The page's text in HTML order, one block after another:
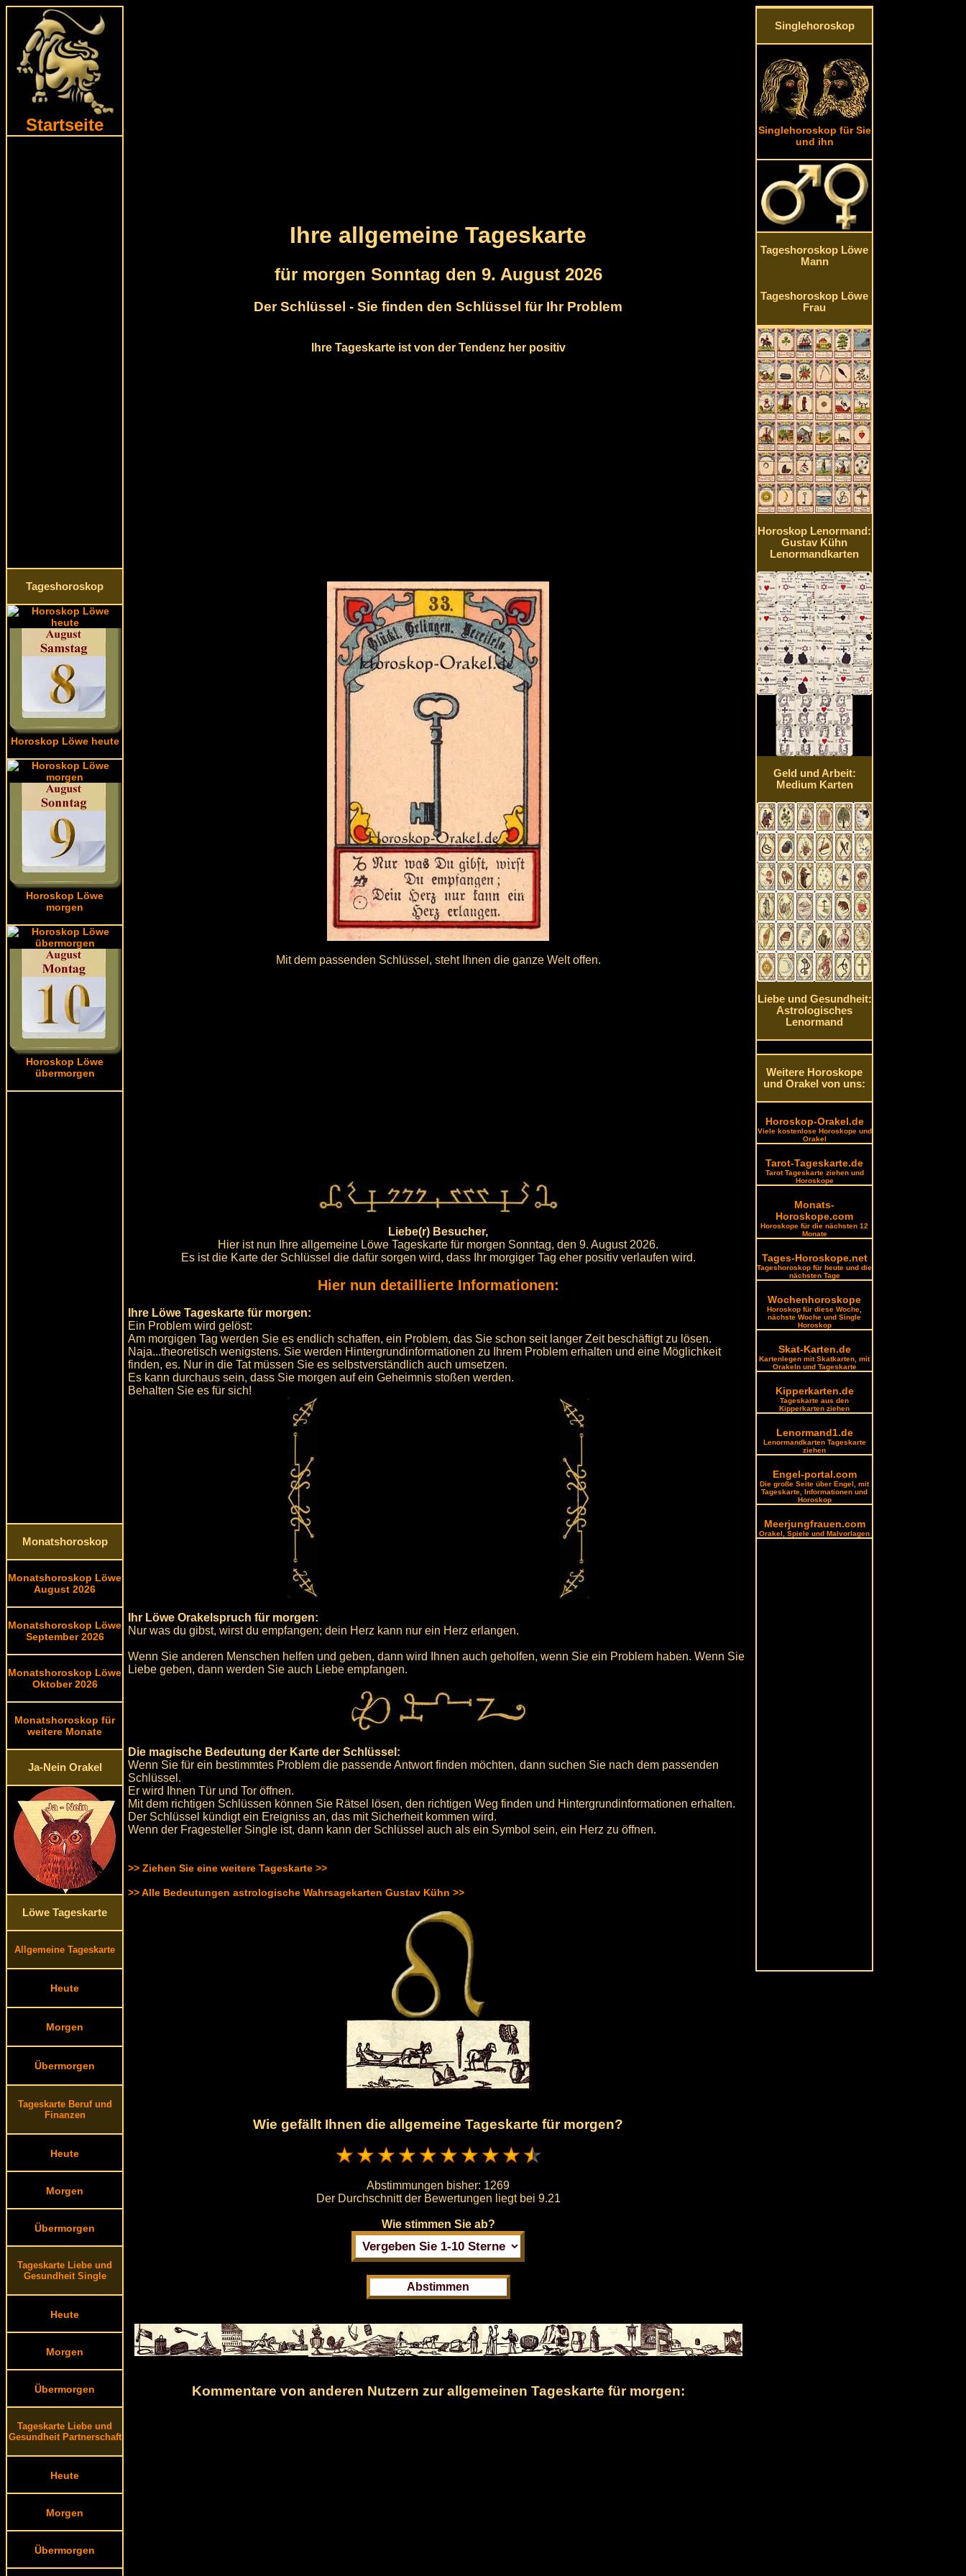
Startseite
Tageshoroskop
Horoskop Löwe heute
Horoskop Löwe
morgen
Horoskop Löwe
übermorgen
Monatshoroskop
Monatshoroskop Löwe
August 2026
Monatshoroskop Löwe
September 2026
Monatshoroskop Löwe
Oktober 2026
Monatshoroskop für
weitere Monate
Ja-Nein Orakel
Löwe Tageskarte
Allgemeine Tageskarte
Heute
Morgen
Übermorgen
Tageskarte Beruf und
Finanzen
Heute
Morgen
Übermorgen
Tageskarte Liebe und
Gesundheit Single
Heute
Morgen
Übermorgen
Tageskarte Liebe und
Gesundheit Partnerschaft
Heute
Morgen
Übermorgen
Ihre allgemeine Tageskarte
für morgen Sonntag den 9. August 2026
Der Schlüssel - Sie finden den Schlüssel für Ihr Problem
Ihre Tageskarte ist von der Tendenz her positiv
Mit dem passenden Schlüssel, steht Ihnen die ganze Welt offen.
Liebe(r) Besucher,
Hier ist nun Ihre allgemeine Löwe Tageskarte für morgen Sonntag, den 9. August 2026.
Es ist die Karte der Schlüssel die dafür sorgen wird, dass Ihr morgiger Tag eher positiv verlaufen wird.
Hier nun detaillierte Informationen:
Ihre Löwe Tageskarte für morgen:
Ein Problem wird gelöst:
Am morgigen Tag werden Sie es endlich schaffen, ein Problem, das Sie schon seit langer Zeit beschäftigt zu lösen.
Naja...theoretisch wenigstens. Sie werden Hintergrundinformationen zu Ihrem Problem erhalten und eine Möglichkeit
finden, es. Nur in die Tat müssen Sie es selbstverständlich auch umsetzen.
Es kann durchaus sein, dass Sie morgen auf ein Geheimnis stoßen werden.
Behalten Sie es für sich!
Ihr Löwe Orakelspruch für morgen:
Nur was du gibst, wirst du empfangen; dein Herz kann nur ein Herz erlangen.
Wenn Sie anderen Menschen helfen und geben, dann wird Ihnen auch geholfen, wenn Sie ein Problem haben. Wenn Sie
Liebe geben, dann werden Sie auch Liebe empfangen.
Die magische Bedeutung der Karte der Schlüssel:
Wenn Sie für ein bestimmtes Problem die passende Antwort finden möchten, dann suchen Sie nach dem passenden
Schlüssel.
Er wird Ihnen Tür und Tor öffnen.
Mit dem richtigen Schlüssen können Sie Rätsel lösen, den richtigen Weg finden und Hintergrundinformationen erhalten.
Der Schlüssel kündigt ein Ereigniss an, das mit Sicherheit kommen wird.
Wenn der Fragesteller Single ist, dann kann der Schlüssel auch als ein Symbol sein, ein Herz zu öffnen.
>> Ziehen Sie eine weitere Tageskarte >>
>> Alle Bedeutungen astrologische Wahrsagekarten Gustav Kühn >>
Wie gefällt Ihnen die allgemeine Tageskarte für morgen?
Abstimmungen bisher: 1269
Der Durchschnitt der Bewertungen liegt bei 9.21
Wie stimmen Sie ab?
Kommentare von anderen Nutzern zur allgemeinen Tageskarte für morgen:
Singlehoroskop
Singlehoroskop für Sie
und ihn
Tageshoroskop Löwe
Mann
Tageshoroskop Löwe
Frau
Horoskop Lenormand:
Gustav Kühn
Lenormandkarten
Geld und Arbeit:
Medium Karten
Liebe und Gesundheit:
Astrologisches
Lenormand
Weitere Horoskope
und Orakel von uns:
Horoskop-Orakel.de
Viele kostenlose Horoskope und
Orakel
Tarot-Tageskarte.de
Tarot Tageskarte ziehen und
Horoskope
Monats-
Horoskope.com
Horoskope für die nächsten 12
Monate
Tages-Horoskope.net
Tageshoroskop für heute und die
nächsten Tage
Wochenhoroskope
Horoskop für diese Woche,
nächste Woche und Single
Horoskop
Skat-Karten.de
Kartenlegen mit Skatkarten, mit
Orakeln und Tageskarte
Kipperkarten.de
Tageskarte aus den
Kipperkarten ziehen
Lenormand1.de
Lenormandkarten Tageskarte
ziehen
Engel-portal.com
Die große Seite über Engel, mit
Tageskarte, Informationen und
Horoskop
Meerjungfrauen.com
Orakel, Spiele und Malvorlagen